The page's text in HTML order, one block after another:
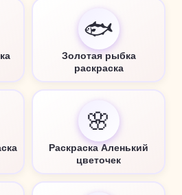
🐟
Золотая рыбка
раскраска
🌸
Раскраска Аленький
цветочек